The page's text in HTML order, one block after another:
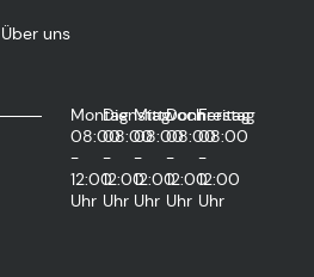
Über uns
Montag
08:00
-
12:00
Uhr
Dienstag
08:00
-
12:00
Uhr
Mittwoch
08:00
-
12:00
Uhr
Donnerstag
08:00
-
12:00
Uhr
Freitag
08:00
-
12:00
Uhr